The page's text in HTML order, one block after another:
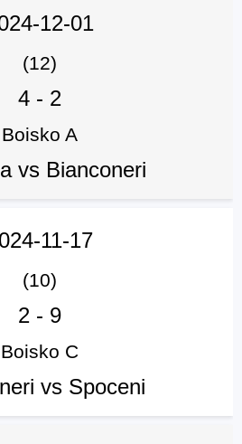
12-01
(12)
4 - 2
Boisko A
vs Bianconeri
11-17
(10)
2 - 9
Boisko C
vs Spoceni